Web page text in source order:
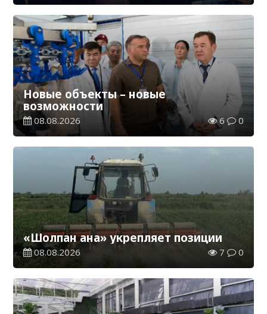
Новые объекты – новые
возможности
08.08.2026 6 0
«Шолпан ана» укрепляет позиции
08.08.2026 7 0